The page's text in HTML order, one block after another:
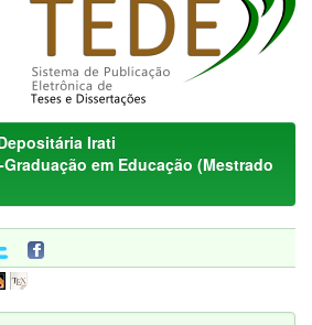
Irati
em Educação (Mestrado